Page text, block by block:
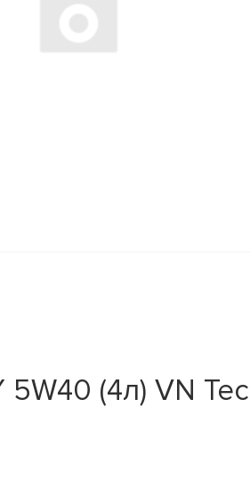
(4л) VN